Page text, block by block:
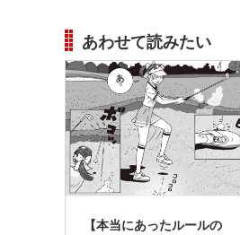
あわせて読みたい
【本当にあったルールの